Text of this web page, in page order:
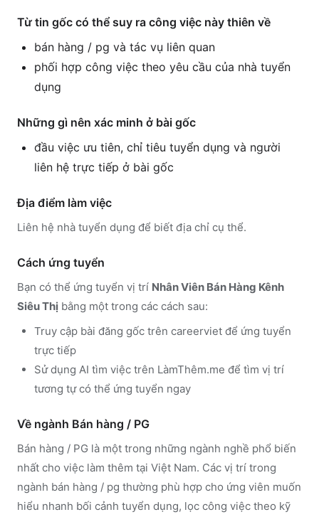
Từ tin gốc có thể suy ra công việc này thiên về
bán hàng / pg và tác vụ liên quan
phối hợp công việc theo yêu cầu của nhà tuyển
dụng
Những gì nên xác minh ở bài gốc
đầu việc ưu tiên, chỉ tiêu tuyển dụng và người
liên hệ trực tiếp ở bài gốc
Địa điểm làm việc
Liên hệ nhà tuyển dụng để biết địa chỉ cụ thể.
Cách ứng tuyển
Bạn có thể ứng tuyển vị trí Nhân Viên Bán Hàng Kênh
Siêu Thị bằng một trong các cách sau:
Truy cập bài đăng gốc trên careerviet để ứng tuyển
trực tiếp
Sử dụng AI tìm việc trên LàmThêm.me để tìm vị trí
tương tự có thể ứng tuyển ngay
Về ngành Bán hàng / PG
Bán hàng / PG là một trong những ngành nghề phổ biến
nhất cho việc làm thêm tại Việt Nam. Các vị trí trong
ngành bán hàng / pg thường phù hợp cho ứng viên muốn
hiểu nhanh bối cảnh tuyển dụng, lọc công việc theo kỹ